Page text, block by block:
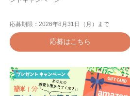
応募期限：2026年8月31日（月）まで
応募はこちら